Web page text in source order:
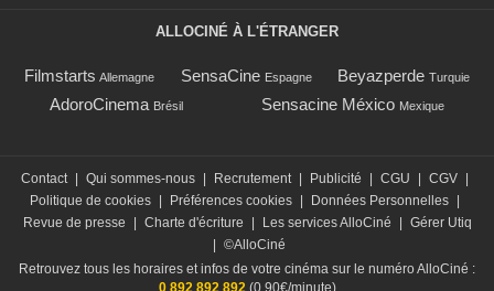
ALLOCINÉ À L'ÉTRANGER
Filmstarts Allemagne SensaCine Espagne Beyazperde Turquie
AdoroCinema Brésil Sensacine México Mexique
Contact Qui sommes-nous Recrutement Publicité CGU CGV
Politique de cookies
Préférences cookies Données Personnelles
Revue de presse
Charte d'écriture Les services AlloCiné
Gérer Utiq
©AlloCiné
Retrouvez tous les horaires et infos de votre cinéma sur le numéro AlloCiné :